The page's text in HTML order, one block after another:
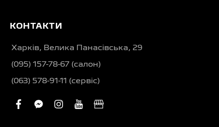
КОНТАКТИ
Харків, Велика Панасівська, 29
(095) 157-78-67 (салон)
(063) 578-91-11 (сервіс)
facebook
facebook-
instagram
youtube
business